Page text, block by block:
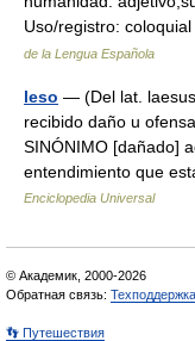
Uso/registro:
de la Lengua Española
leso — (Del lat.
recibido daño u
SINÓNIMO [dañado]
entendimiento que
Enciclopedia Universal
© Академик, 2000-2026
Обратная связь: Техподдержка
👣 Путешествия